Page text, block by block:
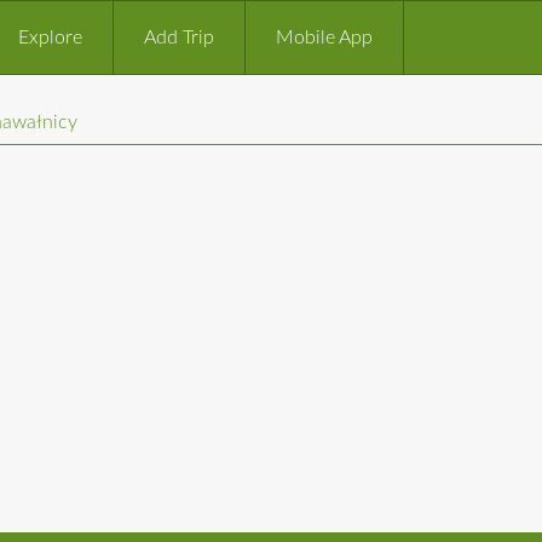
Explore Add Trip Mobile App